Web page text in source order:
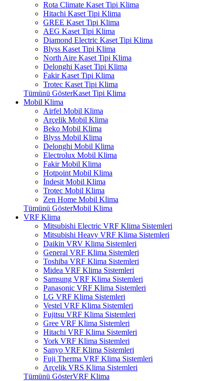
Rota Climate Kaset Tipi Klima
Hitachi Kaset Tipi Klima
GREE Kaset Tipi Klima
AEG Kaset Tipi Klima
Diamond Electric Kaset Tipi Klima
Blyss Kaset Tipi Klima
North Aire Kaset Tipi Klima
Delonghi Kaset Tipi Klima
Fakir Kaset Tipi Klima
Trotec Kaset Tipi Klima
Tümünü GösterKaset Tipi Klima
Mobil Klima
Airfel Mobil Klima
Arçelik Mobil Klima
Beko Mobil Klima
Blyss Mobil Klima
Delonghi Mobil Klima
Electrolux Mobil Klima
Fakir Mobil Klima
Hotpoint Mobil Klima
İndesit Mobil Klima
Trotec Mobil Klima
Zen Home Mobil Klima
Tümünü GösterMobil Klima
VRF Klima
Mitsubishi Electric VRF Klima Sistemleri
Mitsubishi Heavy VRF Klima Sistemleri
Daikin VRV Klima Sistemleri
General VRF Klima Sistemleri
Toshiba VRF Klima Sistemleri
Midea VRF Klima Sistemleri
Samsung VRF Klima Sistemleri
Panasonic VRF Klima Sistemleri
LG VRF Klima Sistemleri
Vestel VRF Klima Sistemleri
Fujitsu VRF Klima Sistemleri
Gree VRF Klima Sistemleri
Hitachi VRF Klima Sistemleri
York VRF Klima Sistemleri
Sanyo VRF Klima Sistemleri
Fuji Therma VRF Klima Sistemleri
Arçelik VRS Klima Sistemleri
Tümünü GösterVRF Klima